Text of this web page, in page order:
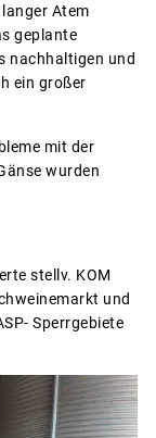
Atem
geplante
nachhaltigen und
ein großer
mit der
wurden
stellv. KOM
und
Sperrgebiete